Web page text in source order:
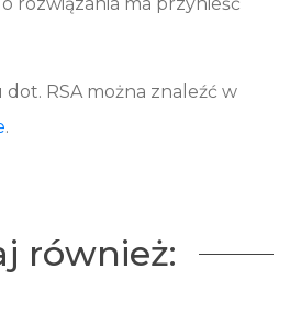
RSA można znaleźć w
.
również: